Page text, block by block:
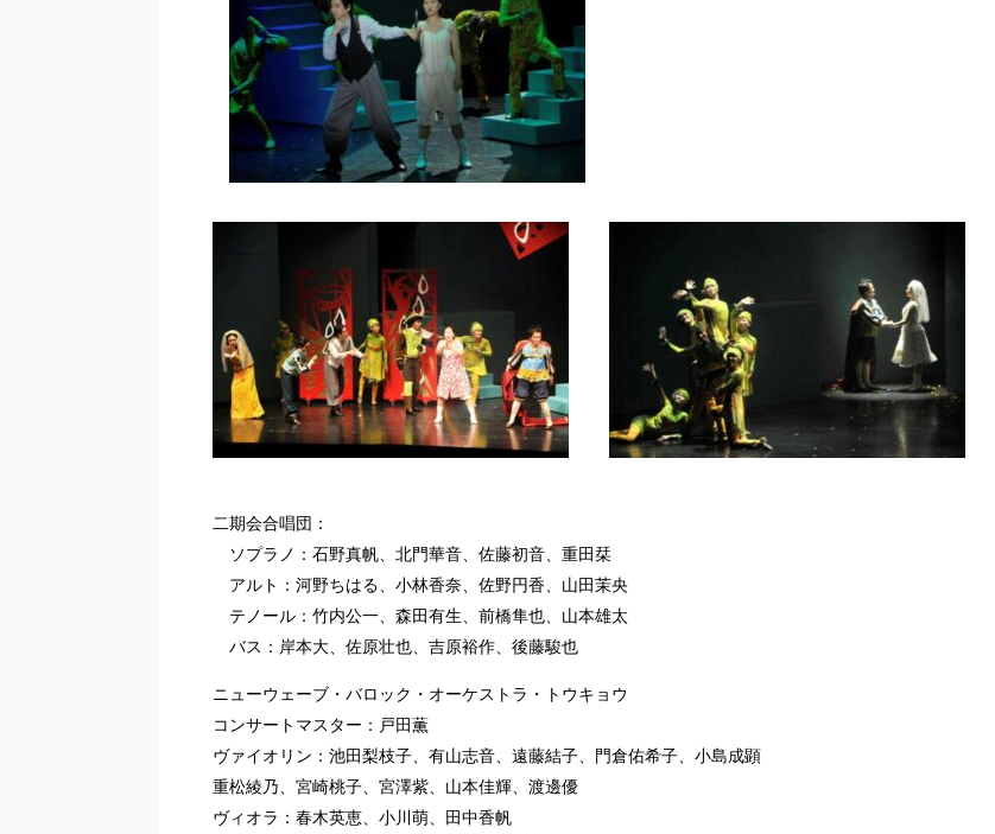
二期会合唱団：
ソプラノ：石野真帆、北門華音、佐藤初音、重田栞
アルト：河野ちはる、小林香奈、佐野円香、山田茉央
テノール：竹内公一、森田有生、前橋隼也、山本雄太
バス：岸本大、佐原壮也、吉原裕作、後藤駿也
ニューウェーブ・バロック・オーケストラ・トウキョウ
コンサートマスター：戸田薫
ヴァイオリン：池田梨枝子、有山志音、遠藤結子、門倉佑希子、小島成顕
重松綾乃、宮崎桃子、宮澤紫、山本佳輝、渡邊優
ヴィオラ：春木英恵、小川萌、田中香帆